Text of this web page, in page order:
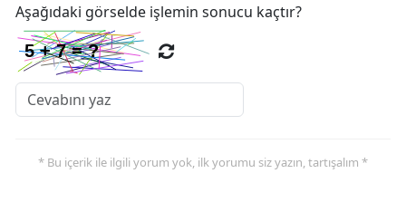
Aşağıdaki görselde işlemin sonucu kaçtır?
* Bu içerik ile ilgili yorum yok, ilk yorumu siz yazın, tartışalım *